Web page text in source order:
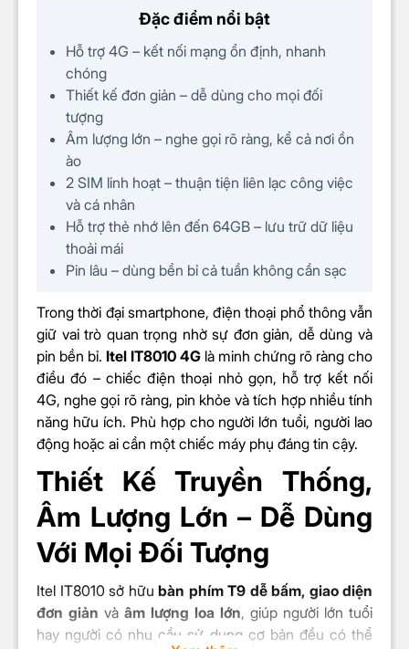
Đặc điểm nổi bật
Hỗ trợ 4G – kết nối mạng ổn định, nhanh
chóng
Thiết kế đơn giản – dễ dùng cho mọi đối
tượng
Âm lượng lớn – nghe gọi rõ ràng, kể cả nơi ồn
ào
2 SIM linh hoạt – thuận tiện liên lạc công việc
và cá nhân
Hỗ trợ thẻ nhớ lên đến 64GB – lưu trữ dữ liệu
thoải mái
Pin lâu – dùng bền bỉ cả tuần không cần sạc
Trong thời đại smartphone, điện thoại phổ thông vẫn
giữ vai trò quan trọng nhờ sự đơn giản, dễ dùng và
pin bền bỉ. Itel IT8010 4G là minh chứng rõ ràng cho
điều đó – chiếc điện thoại nhỏ gọn, hỗ trợ kết nối
4G, nghe gọi rõ ràng, pin khỏe và tích hợp nhiều tính
năng hữu ích. Phù hợp cho người lớn tuổi, người lao
động hoặc ai cần một chiếc máy phụ đáng tin cậy.
Thiết Kế Truyền Thống,
Âm Lượng Lớn – Dễ Dùng
Với Mọi Đối Tượng
Itel IT8010 sở hữu bàn phím T9 dễ bấm, giao diện
đơn giản và âm lượng loa lớn, giúp người lớn tuổi
hay người có nhu cầu sử dụng cơ bản đều có thể